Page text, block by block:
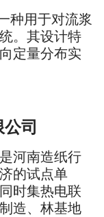
种用于对流浆
。其设计特
定量分布实
司
河南造纸行
的试点单
时集热电联
造、林基地